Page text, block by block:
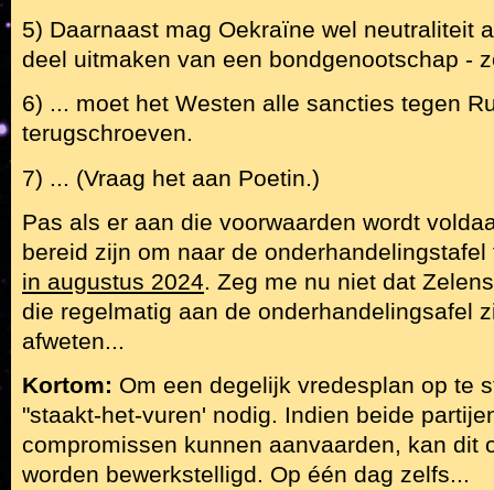
5) Daarnaast mag Oekraïne wel neutraliteit
deel uitmaken van een bondgenootschap -
6) ... moet het Westen alle sancties tegen
terugschroeven.
7) ... (Vraag het aan Poetin.)
Pas als er aan die voorwaarden wordt
bereid zijn om naar de
in augustus 2024. Zeg me nu niet dat
die regelmatig aan de onderhandelingsafel
afweten...
Kortom: Om een degelijk vredesplan op te
"staakt-het-vuren' nodig. Indien beide
compromissen kunnen aanvaarden, kan dit
worden bewerkstelligd. Op één dag zelfs...